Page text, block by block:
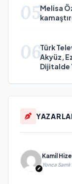
05Melisa
06Türk
Akyüz,
Dijitalde
Kamil
Yonca